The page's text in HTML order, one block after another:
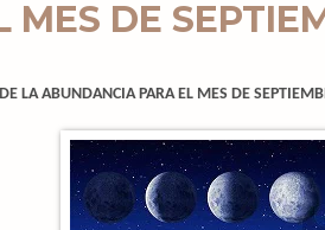
MES DE
LA ABUNDANCIA PARA EL MES DE